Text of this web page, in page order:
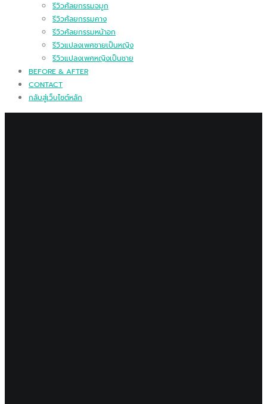
รีวิวศัลยกรรมจมูก
รีวิวศัลยกรรมคาง
รีวิวศัลยกรรมหน้าอก
รีวิวแปลงเพศชายเป็นหญิง
รีวิวแปลงเพศหญิงเป็นชาย
BEFORE & AFTER
CONTACT
กลับสู่เว็บไซต์หลัก